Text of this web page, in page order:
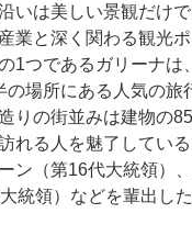
いは美しい景観だけ
業と深く関わる観光ポ
1つであるガリーナは
の場所にある人気の旅
りの街並みは建物の
れる人を魅了してい
ン（第16代大統領）
統領）などを輩出し